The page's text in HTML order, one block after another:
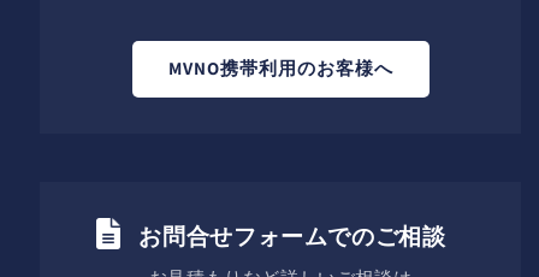
MVNO携帯利用のお客様へ
お問合せフォームでのご相談